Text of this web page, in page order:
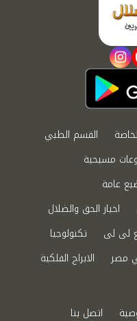
instagram
القسم الطبي
مسيحية
عامة
اخبار الحق والضلال
لى لى
تكنولوجيا
مصر
الابراج الفلكية
اتصل بنا